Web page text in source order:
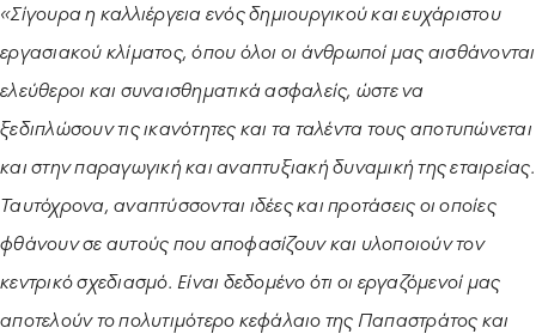
«Σίγουρα η καλλιέργεια ενός δημιουργικού και ευχάριστου
εργασιακού κλίματος, όπου όλοι οι άνθρωποί μας αισθάνονται
ελεύθεροι και συναισθηματικά ασφαλείς, ώστε να
ξεδιπλώσουν τις ικανότητες και τα ταλέντα τους αποτυπώνεται
και στην παραγωγική και αναπτυξιακή δυναμική της εταιρείας.
Ταυτόχρονα, αναπτύσσονται ιδέες και προτάσεις οι οποίες
φθάνουν σε αυτούς που αποφασίζουν και υλοποιούν τον
κεντρικό σχεδιασμό. Είναι δεδομένο ότι οι εργαζόμενοί μας
αποτελούν το πολυτιμότερο κεφάλαιο της Παπαστράτος και